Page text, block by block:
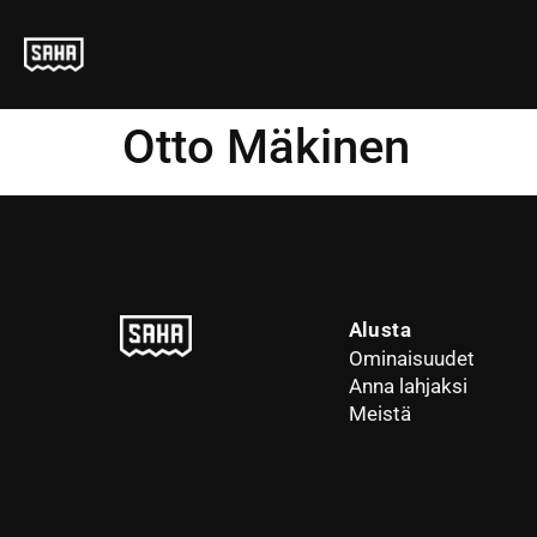
Otto Mäkinen
Alusta
Ominaisuudet
Anna lahjaksi
Meistä